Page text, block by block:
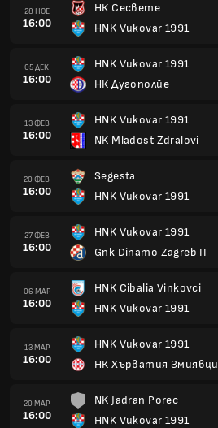
28 НОЕ
16:00
НК Сесвете
HNK Vukovar 1991
05 ДЕК
16:00
HNK Vukovar 1991
НК Дугополйе
13 ФЕВ
16:00
HNK Vukovar 1991
NK Mladost Zdralovi
20 ФЕВ
16:00
Segesta
HNK Vukovar 1991
27 ФЕВ
16:00
HNK Vukovar 1991
Gnk Dinamo Zagreb II
06 МАР
16:00
HNK Cibalia Vinkovci
HNK Vukovar 1991
13 МАР
16:00
HNK Vukovar 1991
НК Хърватия Змиявци
20 МАР
16:00
NK Jadran Porec
HNK Vukovar 1991